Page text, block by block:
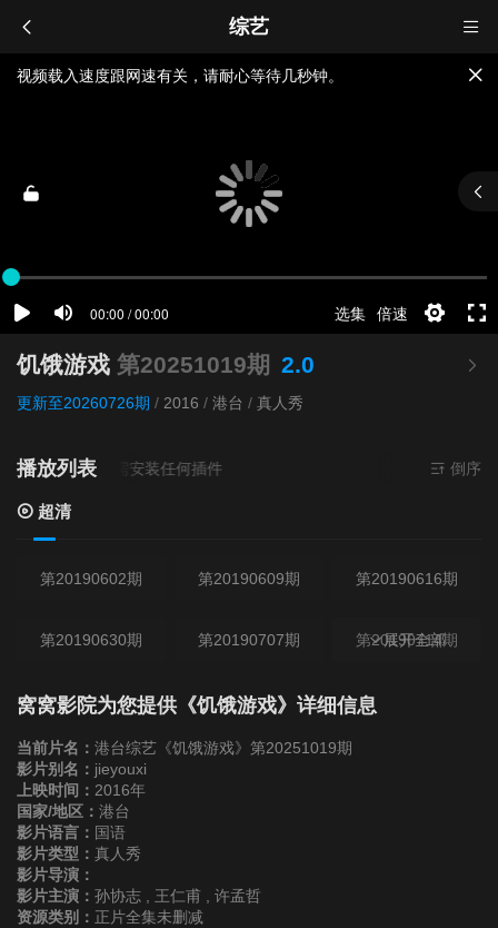
综艺
视频载入速度跟网速有关，请耐心等待几秒钟。
如果无法播放请重新刷新页面，或者切换线路。
饥饿游戏 第20251019期 2.0
更新至20260726期 / 2016 / 港台 / 真人秀
播放列表
来源超清 - 无需安装任何插件 倒序
超清
第20190602期 第20190609期 第20190616期
第20190630期 第20190707期 第20190714期
第20190721期 第20190723期 第20190728期
第20190804期
第20190825期
第20190922期 第20190929期
展开全部
窝窝影院为您提供《饥饿游戏》详细信息
当前片名： 港台综艺《饥饿游戏》第20251019期
影片别名： jieyouxi
上映时间： 2016年
国家/地区： 港台
影片语言： 国语
影片类型： 真人秀
影片导演：
影片主演： 孙协志 , 王仁甫 , 许孟哲
资源类别： 正片全集未删减